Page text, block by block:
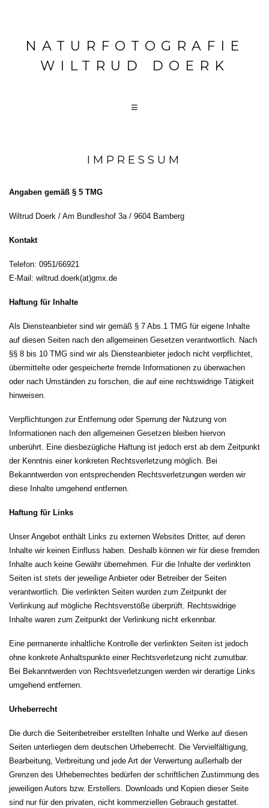
NATURFOTOGRAFIE
WILTRUD DOERK
IMPRESSUM
Angaben gemäß § 5 TMG
Wiltrud Doerk / Am Bundleshof 3a / 9604 Bamberg
Kontakt
Telefon: 0951/66921
E-Mail: wiltrud.doerk(at)gmx.de
Haftung für Inhalte
Als Diensteanbieter sind wir gemäß § 7 Abs.1 TMG für eigene Inhalte
auf diesen Seiten nach den allgemeinen Gesetzen verantwortlich. Nach
§§ 8 bis 10 TMG sind wir als Diensteanbieter jedoch nicht verpflichtet,
übermittelte oder gespeicherte fremde Informationen zu überwachen
oder nach Umständen zu forschen, die auf eine rechtswidrige Tätigkeit
hinweisen.
Verpflichtungen zur Entfernung oder Sperrung der Nutzung von
Informationen nach den allgemeinen Gesetzen bleiben hiervon
unberührt. Eine diesbezügliche Haftung ist jedoch erst ab dem Zeitpunkt
der Kenntnis einer konkreten Rechtsverletzung möglich. Bei
Bekanntwerden von entsprechenden Rechtsverletzungen werden wir
diese Inhalte umgehend entfernen.
Haftung für Links
Unser Angebot enthält Links zu externen Websites Dritter, auf deren
Inhalte wir keinen Einfluss haben. Deshalb können wir für diese fremden
Inhalte auch keine Gewähr übernehmen. Für die Inhalte der verlinkten
Seiten ist stets der jeweilige Anbieter oder Betreiber der Seiten
verantwortlich. Die verlinkten Seiten wurden zum Zeitpunkt der
Verlinkung auf mögliche Rechtsverstöße überprüft. Rechtswidrige
Inhalte waren zum Zeitpunkt der Verlinkung nicht erkennbar.
Eine permanente inhaltliche Kontrolle der verlinkten Seiten ist jedoch
ohne konkrete Anhaltspunkte einer Rechtsverletzung nicht zumutbar.
Bei Bekanntwerden von Rechtsverletzungen werden wir derartige Links
umgehend entfernen.
Urheberrecht
Die durch die Seitenbetreiber erstellten Inhalte und Werke auf diesen
Seiten unterliegen dem deutschen Urheberrecht. Die Vervielfältigung,
Bearbeitung, Verbreitung und jede Art der Verwertung außerhalb der
Grenzen des Urheberrechtes bedürfen der schriftlichen Zustimmung des
jeweiligen Autors bzw. Erstellers. Downloads und Kopien dieser Seite
sind nur für den privaten, nicht kommerziellen Gebrauch gestattet.